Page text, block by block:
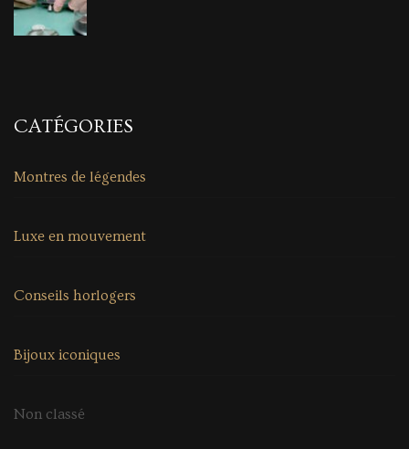
CATÉGORIES
Montres de légendes
Luxe en mouvement
Conseils horlogers
Bijoux iconiques
Non classé